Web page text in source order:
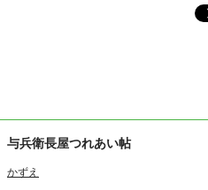
与兵衛長屋つれあい帖
かずえ